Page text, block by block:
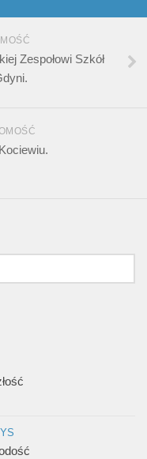
Zespołowi Szkół